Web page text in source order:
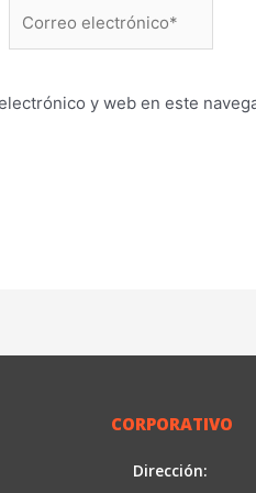
electrónico*
y web en este
CORPORATIVO
Dirección: